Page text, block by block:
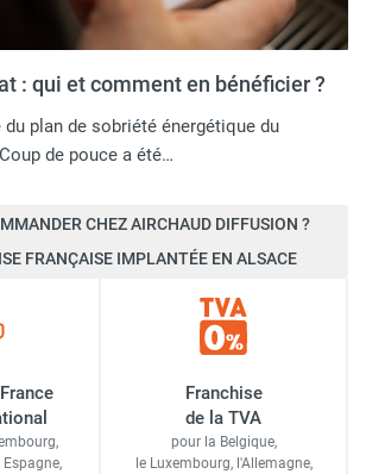
: qui et comment en bénéficier ?
plan de sobriété énergétique du
de pouce a été…
CHEZ AIRCHAUD DIFFUSION ?
FRANÇAISE IMPLANTÉE EN ALSACE
Franchise
de la TVA
pour la Belgique,
le Luxembourg, l'Allemagne,